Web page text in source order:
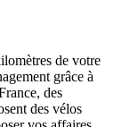
de votre
grâce à
des
des vélos